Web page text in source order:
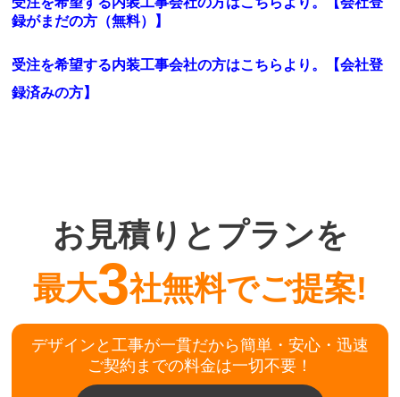
録がまだの方（無料）】
受注を希望する内装工事会社の方はこちらより。
【会社登
録済みの方】
お見積りとプランを
最大3社無料でご提案!
デザインと工事が一貫だから簡単・安心・迅速
ご契約までの料金は一切不要！